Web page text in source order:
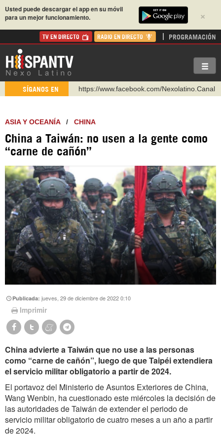
×
Usted puede descargar el app en su móvil
para un mejor funcionamiento.
TV EN DIRECTO RADIO EN DIRECTO PROGRAMACIÓN
SÍGANOS EN
https://www.facebook.com/Nexolatino.Canal
https://urmedium.com/c/hispantv
Instagram como: hispan_tv
ASIA Y OCEANÍA/ CHINA
China a Taiwán: no usen a la gente como
“carne de cañón”
Publicada:jueves, 29 de diciembre de 2022 0:10
Imprimir
China advierte a Taiwán que no use a las personas
como “carne de cañón”, luego de que Taipéi extendiera
el servicio militar obligatorio a partir de 2024.
El portavoz del Ministerio de Asuntos Exteriores de China,
Wang Wenbin, ha cuestionado este miércoles la decisión de
las autoridades de Taiwán de extender el periodo de
servicio militar obligatorio de cuatro meses a un año a partir
de 2024.